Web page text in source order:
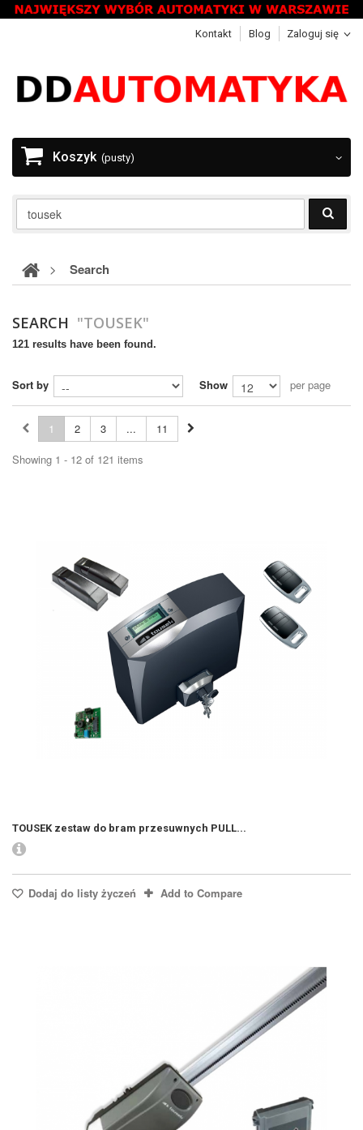
Zaloguj się
Kontakt Blog
Koszyk (pusty)
> Search
SEARCH "TOUSEK"
121 results have been found.
Sort by Show per page
1 2 3 ...
11
Showing 1 - 12 of 121 items
TOUSEK zestaw do bram przesuwnych PULL...
Dodaj do listy życzeń Add to Compare